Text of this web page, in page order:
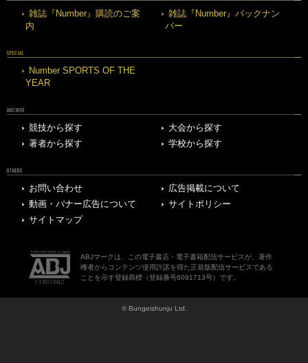
雑誌『Number』購読のご案
内
雑誌『Number』バックナン
バー
SPECIAL
Number SPORTS OF THE
YEAR
ARCHIVE
競技から探す
大会から探す
著者から探す
学校から探す
OTHERS
お問い合わせ
広告掲載について
動画・バナー広告について
サイトポリシー
サイトマップ
ABJマークは、この電子書店・電子書籍配信サービスが、著作
権者からコンテンツ使用許諾を得た正規版配信サービスである
ことを示す登録商標（登録番号6091713号）です。
© Bungeishunju Ltd.